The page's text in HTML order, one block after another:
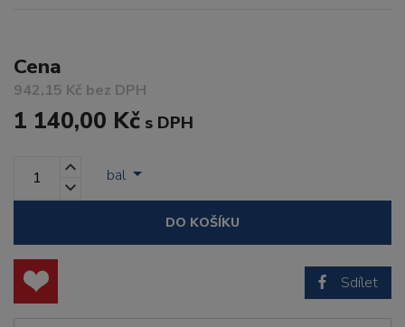
Cena
942,15 Kč bez DPH
1 140,00 Kč s DPH
bal
DO KOŠÍKU
Sdílet